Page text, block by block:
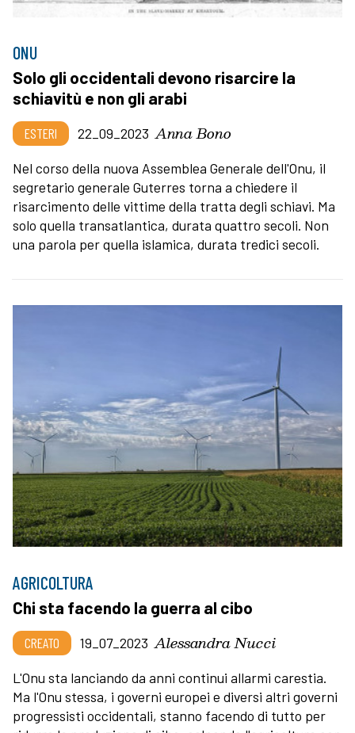
ONU
Solo gli occidentali devono risarcire la
schiavitù e non gli arabi
ESTERI 22_09_2023 Anna Bono
Nel corso della nuova Assemblea Generale dell'Onu, il
segretario generale Guterres torna a chiedere il
risarcimento delle vittime della tratta degli schiavi. Ma
solo quella transatlantica, durata quattro secoli. Non
una parola per quella islamica, durata tredici secoli.
AGRICOLTURA
Chi sta facendo la guerra al cibo
CREATO 19_07_2023 Alessandra Nucci
L'Onu sta lanciando da anni continui allarmi carestia.
Ma l'Onu stessa, i governi europei e diversi altri governi
progressisti occidentali, stanno facendo di tutto per